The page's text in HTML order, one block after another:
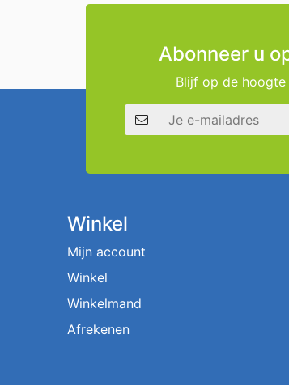
Abonneer u
Blijf op de
E-mailadres
Winkel
Mijn account
Winkel
Winkelmand
Afrekenen